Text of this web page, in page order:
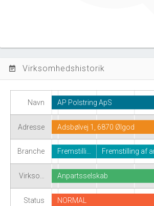
event_note Virksomhedshistorik
Navn
Adresse
Branche
Virkso…
Status
AP Polstring ApS
Adsbølvej 1, 6870 Ølgod
Fremstilli… Fremstilling af
Anpartsselskab
NORMAL